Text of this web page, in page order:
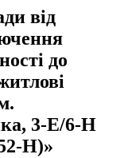
від
до
3-Е/6-Н
Н)»